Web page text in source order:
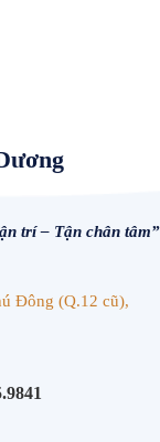
trí – Tận chân tâm”
Đông (Q.12 cũ),